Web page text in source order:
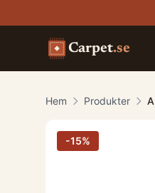
Carpet.se
Hem Produkter
-15%